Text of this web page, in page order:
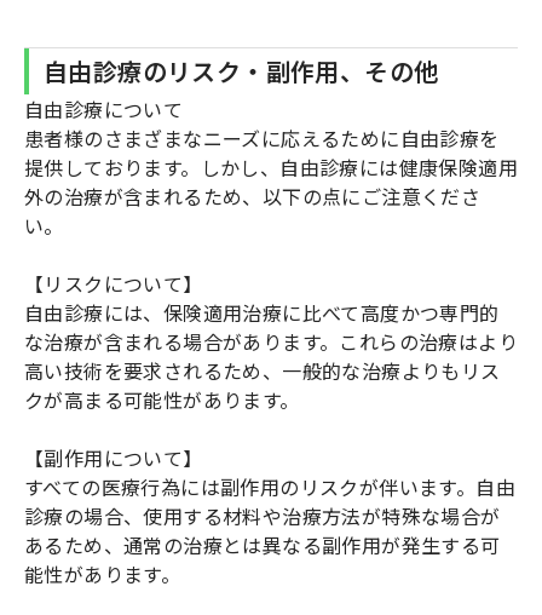
自由診療のリスク・副作用、その他
自由診療について
患者様のさまざまなニーズに応えるために自由診療を
提供しております。しかし、自由診療には健康保険適用
外の治療が含まれるため、以下の点にご注意くださ
い。
【リスクについて】
自由診療には、保険適用治療に比べて高度かつ専門的
な治療が含まれる場合があります。これらの治療はより
高い技術を要求されるため、一般的な治療よりもリス
クが高まる可能性があります。
【副作用について】
すべての医療行為には副作用のリスクが伴います。自由
診療の場合、使用する材料や治療方法が特殊な場合が
あるため、通常の治療とは異なる副作用が発生する可
能性があります。